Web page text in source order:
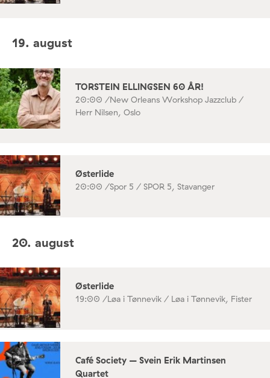
19. august
TORSTEIN ELLINGSEN 60 ÅR!
20:00 /New Orleans Workshop Jazzclub /
Herr Nilsen, Oslo
Østerlide
20:00 /Spor 5 / SPOR 5, Stavanger
20. august
Østerlide
19:00 /Løa i Tønnevik / Løa i Tønnevik, Fister
Café Society – Svein Erik Martinsen
Quartet